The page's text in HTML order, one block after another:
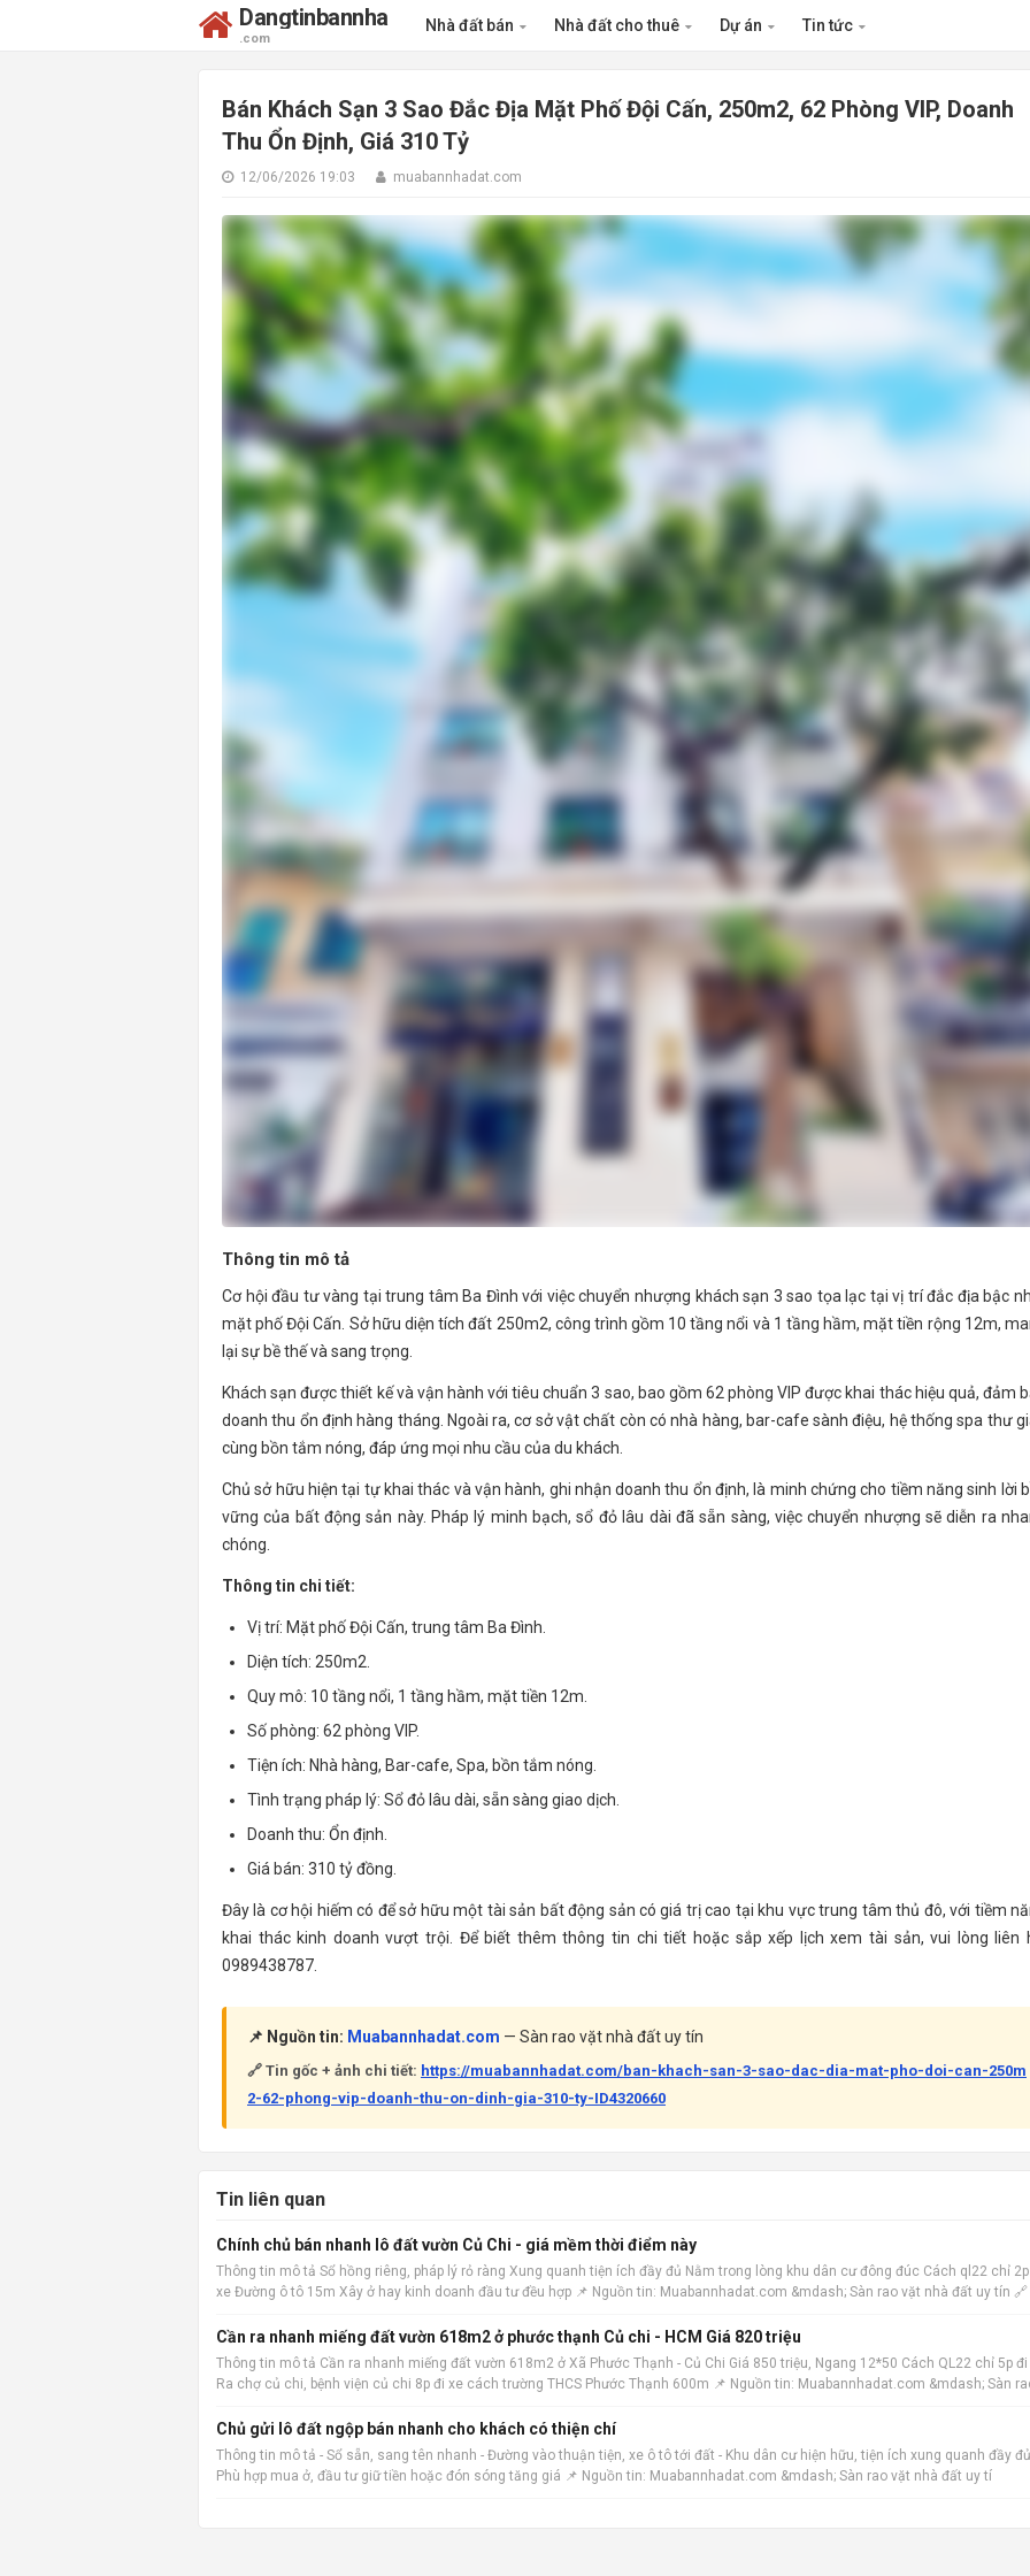
Dangtinbannha
.com
Nhà đất bán Nhà đất cho thuê Dự án Tin tức
Bán Khách Sạn 3 Sao Đắc Địa Mặt Phố Đội Cấn, 250m2, 62 Phòng VIP, Doanh
Thu Ổn Định, Giá 310 Tỷ
12/06/2026 19:03 muabannhadat.com
Thông tin mô tả
Cơ hội đầu tư vàng tại trung tâm Ba Đình với việc chuyển nhượng khách sạn 3 sao tọa lạc tại vị trí đắc địa bậc
mặt phố Đội Cấn. Sở hữu diện tích đất 250m2, công trình gồm 10 tầng nổi và 1 tầng hầm, mặt tiền rộng 12m,
lại sự bề thế và sang trọng.
Khách sạn được thiết kế và vận hành với tiêu chuẩn 3 sao, bao gồm 62 phòng VIP được khai thác hiệu quả, đảm
doanh thu ổn định hàng tháng. Ngoài ra, cơ sở vật chất còn có nhà hàng, bar-cafe sành điệu, hệ thống spa thư
cùng bồn tắm nóng, đáp ứng mọi nhu cầu của du khách.
Chủ sở hữu hiện tại tự khai thác và vận hành, ghi nhận doanh thu ổn định, là minh chứng cho tiềm năng sinh lời
vững của bất động sản này. Pháp lý minh bạch, sổ đỏ lâu dài đã sẵn sàng, việc chuyển nhượng sẽ diễn ra
chóng.
Thông tin chi tiết:
Vị trí: Mặt phố Đội Cấn, trung tâm Ba Đình.
Diện tích: 250m2.
Quy mô: 10 tầng nổi, 1 tầng hầm, mặt tiền 12m.
Số phòng: 62 phòng VIP.
Tiện ích: Nhà hàng, Bar-cafe, Spa, bồn tắm nóng.
Tình trạng pháp lý: Sổ đỏ lâu dài, sẵn sàng giao dịch.
Doanh thu: Ổn định.
Giá bán: 310 tỷ đồng.
Đây là cơ hội hiếm có để sở hữu một tài sản bất động sản có giá trị cao tại khu vực trung tâm thủ đô, với tiềm
khai thác kinh doanh vượt trội. Để biết thêm thông tin chi tiết hoặc sắp xếp lịch xem tài sản, vui lòng liên
0989438787.
📌 Nguồn tin: Muabannhadat.com — Sàn rao vặt nhà đất uy tín
🔗 Tin gốc + ảnh chi tiết: https://muabannhadat.com/ban-khach-san-3-sao-dac-dia-mat-pho-doi-can-250m
2-62-phong-vip-doanh-thu-on-dinh-gia-310-ty-ID4320660
Tin liên quan
Chính chủ bán nhanh lô đất vườn Củ Chi - giá mềm thời điểm này
Thông tin mô tả Sổ hồng riêng, pháp lý rỏ ràng Xung quanh tiện ích đầy đủ Nằm trong lòng khu dân cư đông đúc Cách ql22 chỉ
xe Đường ô tô 15m Xây ở hay kinh doanh đầu tư đều hợp 📌 Nguồn tin: Muabannhadat.com &mdash; Sàn rao vặt nhà đất uy tín 🔗
Cần ra nhanh miếng đất vườn 618m2 ở phước thạnh Củ chi - HCM Giá 820 triệu
Thông tin mô tả Cần ra nhanh miếng đất vườn 618m2 ở Xã Phước Thạnh - Củ Chi Giá 850 triệu, Ngang 12*50 Cách QL22 chỉ 5p đi
Ra chợ củ chi, bệnh viện củ chi 8p đi xe cách trường THCS Phước Thạnh 600m 📌 Nguồn tin: Muabannhadat.com &mdash; Sàn
Chủ gửi lô đất ngộp bán nhanh cho khách có thiện chí
Thông tin mô tả - Sổ sẵn, sang tên nhanh - Đường vào thuận tiện, xe ô tô tới đất - Khu dân cư hiện hữu, tiện ích xung quanh đầy
Phù hợp mua ở, đầu tư giữ tiền hoặc đón sóng tăng giá 📌 Nguồn tin: Muabannhadat.com &mdash; Sàn rao vặt nhà đất uy tí